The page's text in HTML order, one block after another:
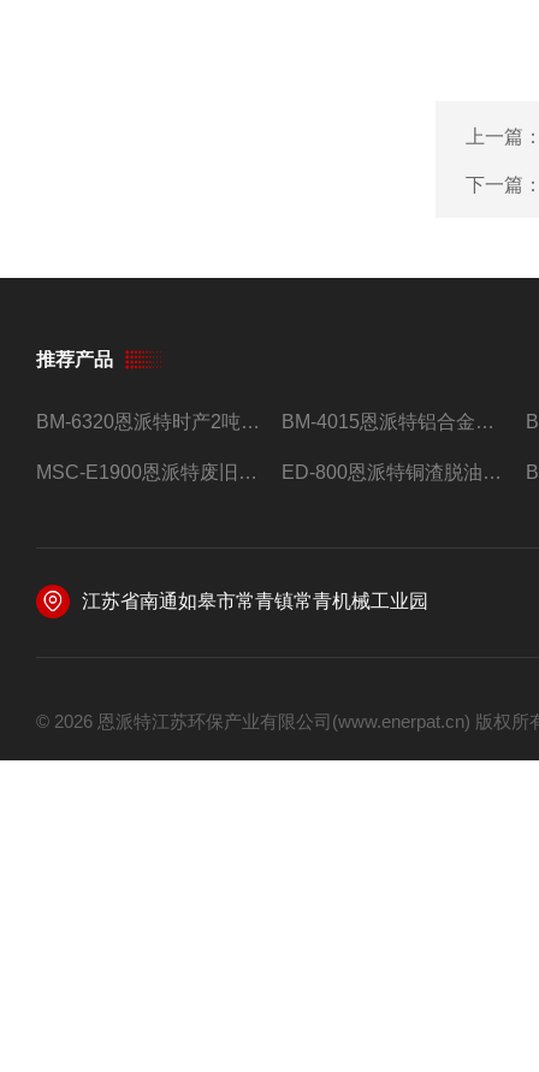
上一篇
下一篇
推荐产品
BM-6320恩派特时产2吨合金钢屑压饼机 BM-4015恩派特铝合金屑压饼机 脱油效果好
MSC-E1900恩派特废旧锂电池极片破碎处理设备 ED-800恩派特铜渣脱油机废铜屑铝屑甩油机
江苏省南通如皋市常青镇常青机械工业园
© 2026 恩派特江苏环保产业有限公司(www.enerpat.cn) 版权